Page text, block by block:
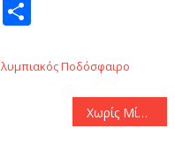
Email
Ποδόσφαιρο
Χωρίς Μίχορλ και Μπρόρσον ο Ατρόμητος